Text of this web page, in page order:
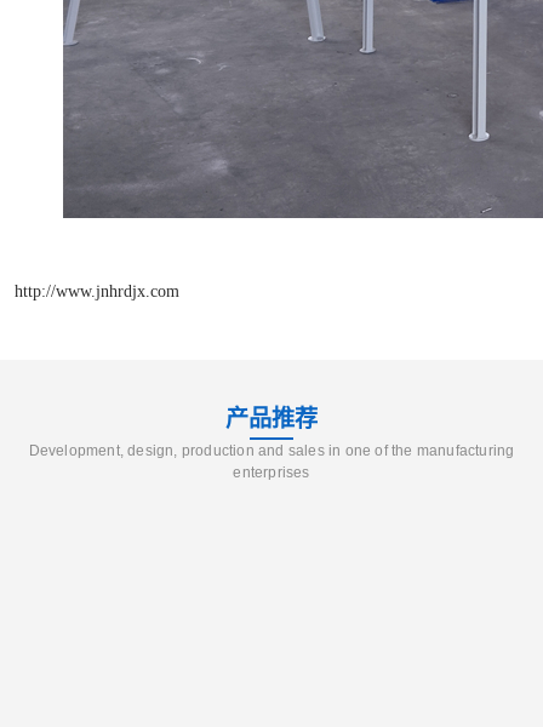
http://www.jnhrdjx.com
产品推荐
Development, design, production and sales in one of the manufacturing
enterprises